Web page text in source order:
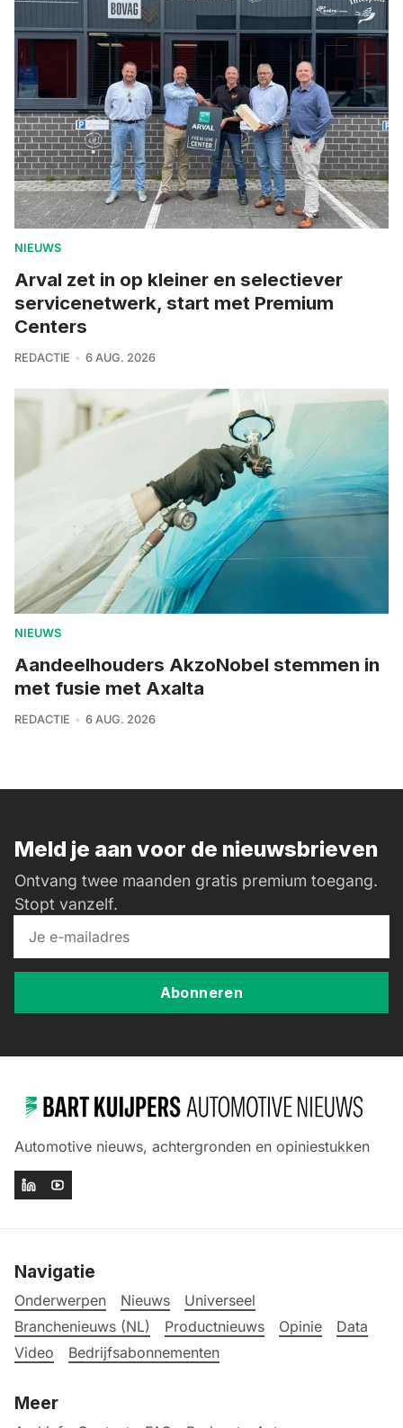
NIEUWS
Arval zet in op kleiner en selectiever
servicenetwerk, start met Premium
Centers
REDACTIE 6 AUG. 2026
NIEUWS
Aandeelhouders AkzoNobel stemmen in
met fusie met Axalta
REDACTIE 6 AUG. 2026
Meld je aan voor de nieuwsbrieven
Ontvang twee maanden gratis premium toegang.
Stopt vanzelf.
Abonneren
Automotive nieuws, achtergronden en opiniestukken
Navigatie
Onderwerpen Nieuws
Universeel
Branchenieuws (NL)
Productnieuws Opinie
Data
Video
Bedrijfsabonnementen
Meer